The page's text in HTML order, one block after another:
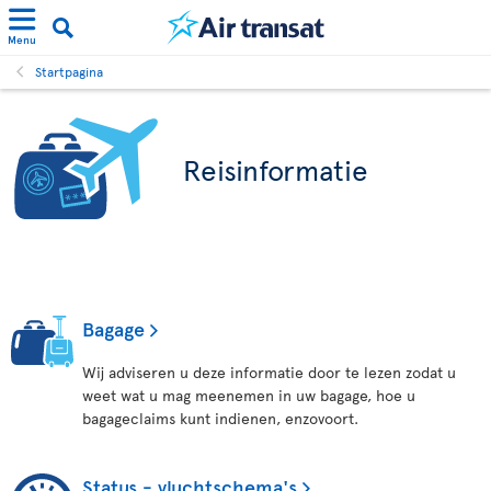
Menu
Startpagina
Reisinformatie
Bagage
Wij adviseren u deze informatie door te lezen zodat u
weet wat u mag meenemen in uw bagage, hoe u
bagageclaims kunt indienen, enzovoort.